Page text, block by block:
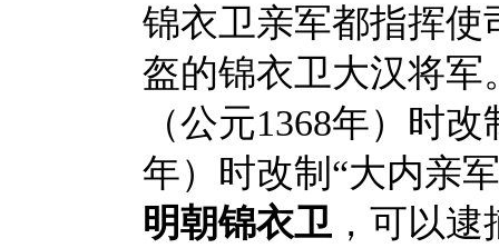
锦衣卫亲军都指挥使
盔的锦衣卫大汉将军
（公元1368年）时
年）时改制“大内亲
明朝锦衣卫 ，可以